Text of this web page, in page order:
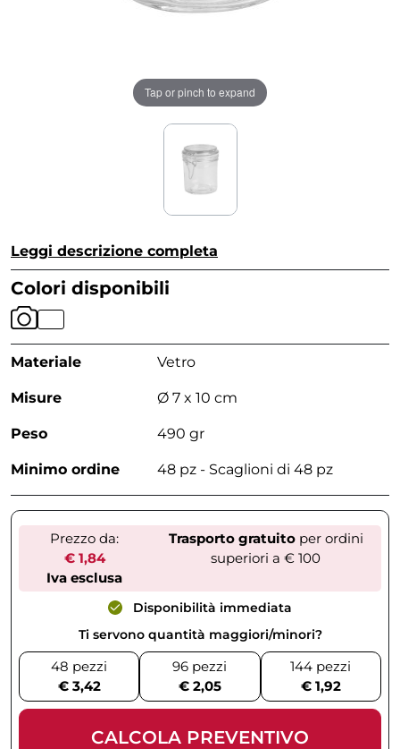
Tap or pinch to expand
Leggi descrizione completa
Colori disponibili
Materiale Vetro
Misure Ø 7 x 10 cm
Peso 490 gr
Minimo ordine 48 pz - Scaglioni di 48 pz
Prezzo da:
€ 1,84
Iva esclusa
Trasporto gratuitoper ordini
superiori a € 100
Disponibilità immediata
Ti servono quantità maggiori/minori?
48 pezzi
€ 3,42
96 pezzi
€ 2,05
144 pezzi
€ 1,92
CALCOLA PREVENTIVO